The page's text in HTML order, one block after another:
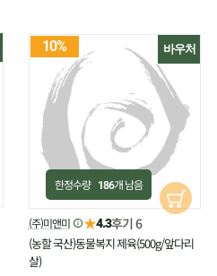
바우처
10%
한정수량 186개 남음
(주)미앤미 ★4.3후기 6
(농할 국산)동물복지 제육(500g/앞다리
살)